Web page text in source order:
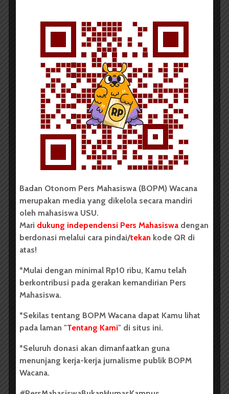
Dua Mahasiswa Sastra Indonesia
USU Raih Juara pada Festival
Literasi Sumatera Utara 2026
Dark Mode | Moda Gelap
Oleh: Iyusarah Pakpahan USU, wacana.org – Dua...
Redaksi 2 menit waktu baca
Dua Mahasiswa Etnomusikologi
USU Torehkan Prestasi di
PEKSIMIDA 2026
Redaksi 2 menit waktu baca
FIB USU Gelar Seminar
Internasional The Importance of
North Sumatra – Aceh in
Badan Otonom Pers Mahasiswa (BOPM) Wacana
merupakan media yang dikelola secara mandiri
oleh mahasiswa USU.
Mari dukung independensi Pers Mahasiswa dengan
berdonasi melalui cara pindai/tekan kode QR di
atas!
*Mulai dengan minimal Rp10 ribu, Kamu telah
berkontribusi pada gerakan kemandirian Pers
Mahasiswa.
*Sekilas tentang BOPM Wacana dapat Kamu lihat
pada laman "Tentang Kami" di situs ini.
*Seluruh donasi akan dimanfaatkan guna
menunjang kerja-kerja jurnalisme publik BOPM
Wacana.